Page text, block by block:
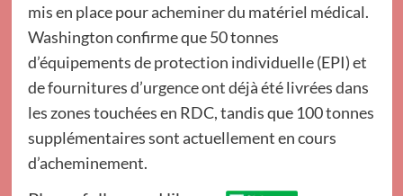
mis en place pour acheminer du matériel médical.
Washington confirme que 50 tonnes
d’équipements de protection individuelle (EPI) et
de fournitures d’urgence ont déjà été livrées dans
les zones touchées en RDC, tandis que 100 tonnes
supplémentaires sont actuellement en cours
d’acheminement.